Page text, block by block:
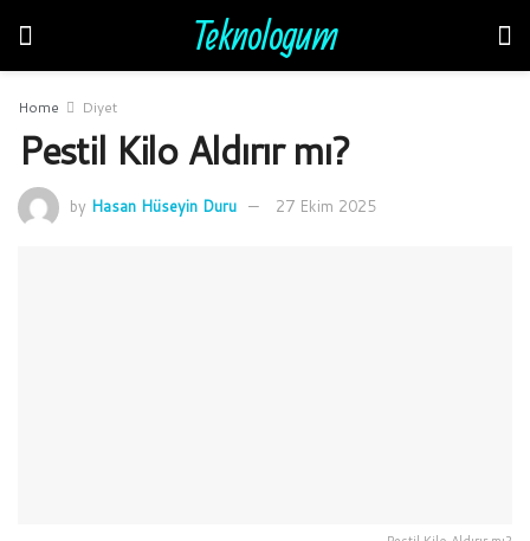
Teknologum
Home Diyet
Pestil Kilo Aldırır mı?
by Hasan Hüseyin Duru 27 Ekim 2025